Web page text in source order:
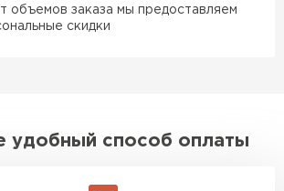
объемов заказа мы предоставляем
скидки
удобный способ оплаты
ПЕРЕЙТИ